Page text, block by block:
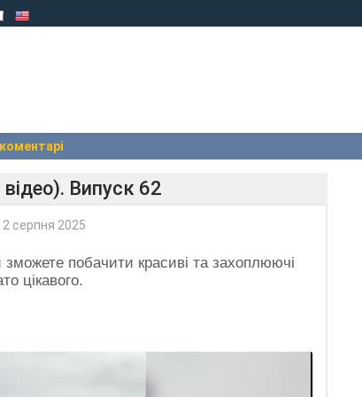
Випуск 62
серпня 2025
зможете побачити красиві та захоплюючі
цікавого.